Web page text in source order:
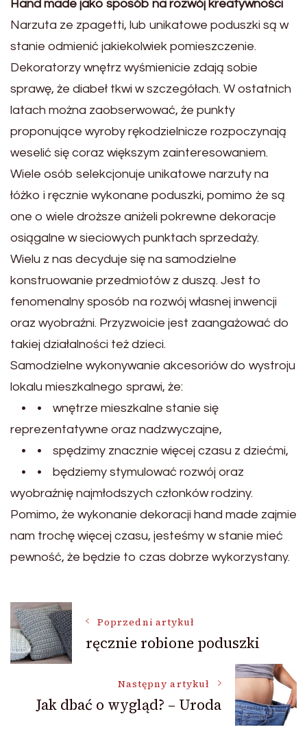
Hand made jako sposób na rozwój kreatywności
Narzuta ze zpagetti, lub unikatowe poduszki są w
stanie odmienić jakiekolwiek pomieszczenie.
Dekoratorzy wnętrz wyśmienicie zdają sobie
sprawę, że diabeł tkwi w szczegółach. W ostatnich
latach można zaobserwować, że punkty
proponujące wyroby rękodzielnicze rozpoczynają
weselić się coraz większym zainteresowaniem.
Wiele osób selekcjonuje unikatowe narzuty na
łóżko i ręcznie wykonane poduszki, pomimo że są
one o wiele droższe aniżeli pokrewne dekoracje
osiągalne w sieciowych punktach sprzedaży.
Wielu z nas decyduje się na samodzielne
konstruowanie przedmiotów z duszą. Jest to
fenomenalny sposób na rozwój własnej inwencji
oraz wyobraźni. Przyzwoicie jest zaangażować do
takiej działalności też dzieci.
Samodzielne wykonywanie akcesoriów do wystroju
lokalu mieszkalnego sprawi, że:
• • wnętrze mieszkalne stanie się
reprezentatywne oraz nadzwyczajne,
• • spędzimy znacznie więcej czasu z dziećmi,
• • będziemy stymulować rozwój oraz
wyobraźnię najmłodszych członków rodziny.
Pomimo, że wykonanie dekoracji hand made zajmie
nam trochę więcej czasu, jesteśmy w stanie mieć
pewność, że będzie to czas dobrze wykorzystany.
Nawigacja
wpisu
Poprzedni artykuł
ręcznie robione poduszki
Następny artykuł
Jak dbać o wygląd? – Uroda